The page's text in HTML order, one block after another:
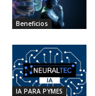
Beneficios
IA PARA PYMES